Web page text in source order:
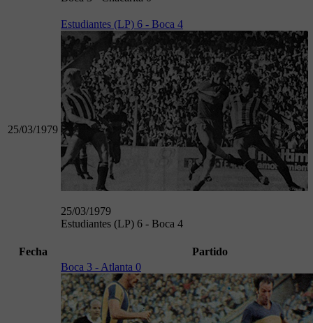
25/03/1979
Estudiantes (LP) 6 - Boca 4
25/03/1979
Estudiantes (LP) 6 - Boca 4
Fecha Partido
Boca 3 - Atlanta 0